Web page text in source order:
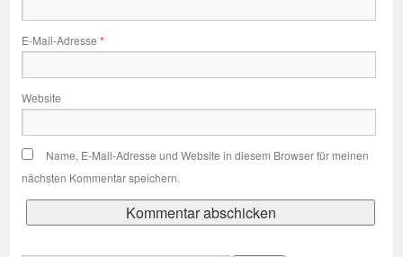
E-Mail-Adresse *
Website
Name, E-Mail-Adresse und Website in diesem Browser für meinen
nächsten Kommentar speichern.